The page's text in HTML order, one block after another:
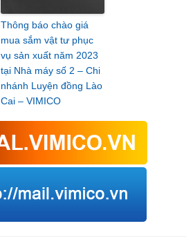
Thông báo chào giá
mua sắm vật tư phục
vụ sản xuất năm 2023
tại Nhà máy số 2 – Chi
nhánh Luyện đồng Lào
Cai – VIMICO